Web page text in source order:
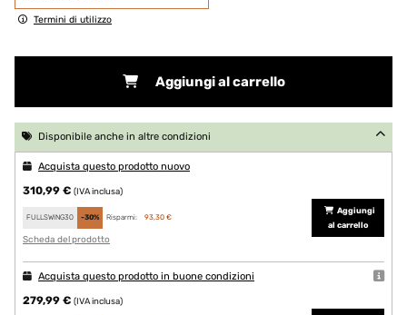
Termini di utilizzo
Aggiungi al carrello
Disponibile anche in altre condizioni
Acquista questo prodotto nuovo
310,99 € (IVA inclusa)
FULLSWING30 -30% Risparmi: 93,30 €
Scheda del prodotto
Aggiungi
al carrello
Acquista questo prodotto in buone condizioni
279,99 € (IVA inclusa)